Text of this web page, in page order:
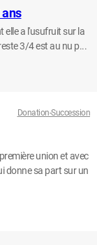
elle a l'usufruit sur la
3/4 est au nu p...
Donation-Succession
union et avec
donne sa part sur un